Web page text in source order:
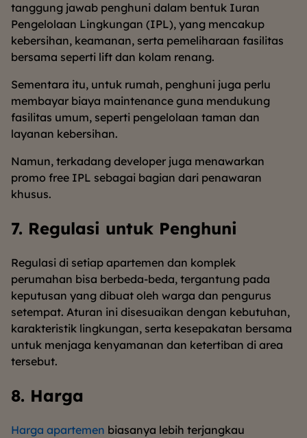
tanggung jawab penghuni dalam bentuk Iuran
Pengelolaan Lingkungan (IPL), yang mencakup
kebersihan, keamanan, serta pemeliharaan fasilitas
bersama seperti lift dan kolam renang.
Sementara itu, untuk rumah, penghuni juga perlu
membayar biaya maintenance guna mendukung
fasilitas umum, seperti pengelolaan taman dan
layanan kebersihan.
Namun, terkadang developer juga menawarkan
promo free IPL sebagai bagian dari penawaran
khusus.
7. Regulasi untuk Penghuni
Regulasi di setiap apartemen dan komplek
perumahan bisa berbeda-beda, tergantung pada
keputusan yang dibuat oleh warga dan pengurus
setempat. Aturan ini disesuaikan dengan kebutuhan,
karakteristik lingkungan, serta kesepakatan bersama
untuk menjaga kenyamanan dan ketertiban di area
tersebut.
8. Harga
Harga apartemen biasanya lebih terjangkau